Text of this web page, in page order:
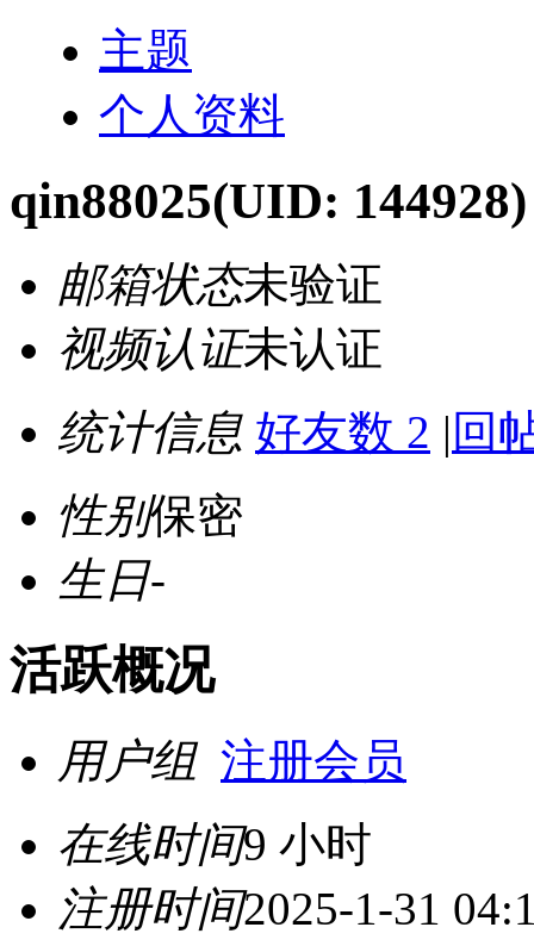
主题
个人资料
qin88025(UID: 144928)
邮箱状态未验证
视频认证未认证
统计信息 好友数 2 | 回
性别保密
生日-
活跃概况
用户组 注册会员
在线时间9 小时
注册时间2025-1-31